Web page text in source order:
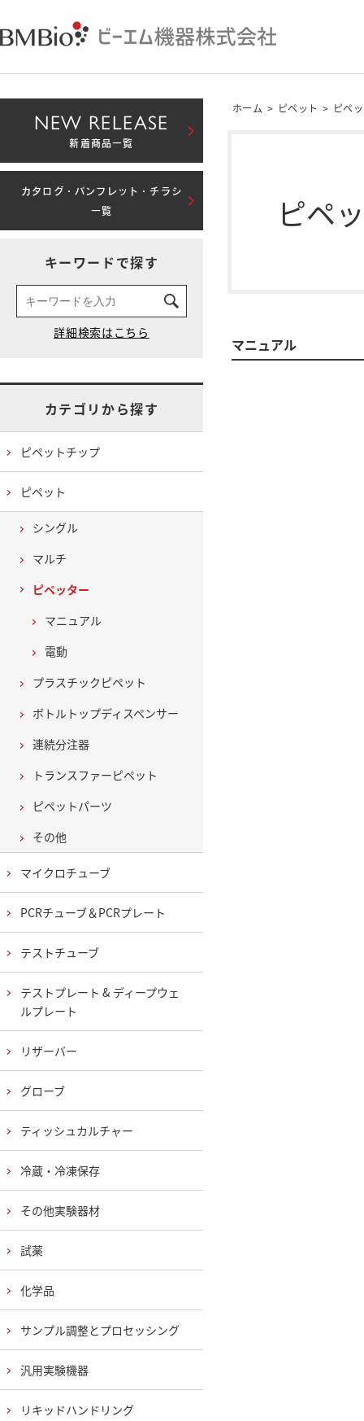
ホーム > ピペット > ピペ
ピペ
マニュアル
NEW RELEASE
新着商品一覧
カタログ・パンフレット・チラシ
一覧
キーワードで探す
カテゴリから探す
ピペットチップ
ピペット
シングル
マルチ
ピペッター
マニュアル
電動
プラスチックピペット
ボトルトップディスペンサー
連続分注器
トランスファーピペット
ピペットパーツ
その他
マイクロチューブ
PCRチューブ＆PCRプレート
テストチューブ
テストプレート & ディープウェ
ルプレート
リザーバー
グローブ
ティッシュカルチャー
冷蔵・冷凍保存
その他実験器材
試薬
化学品
サンプル調整とプロセッシング
汎用実験機器
リキッドハンドリング